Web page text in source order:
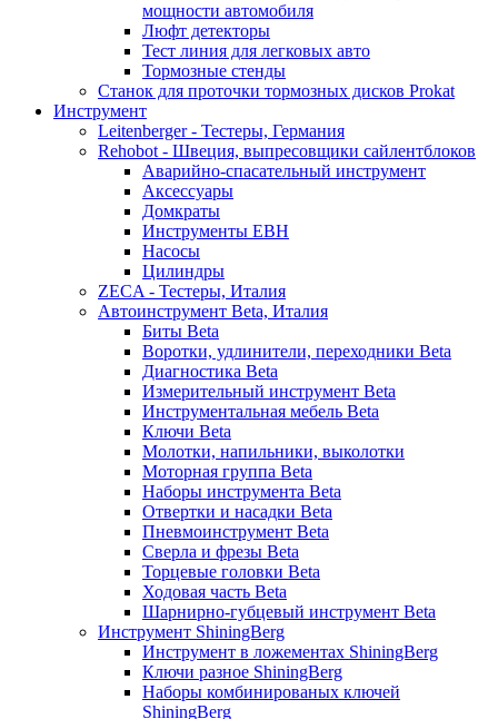
мощности автомобиля
Люфт детекторы
Тест линия для легковых авто
Тормозные стенды
Станок для проточки тормозных дисков Prokat
Инструмент
Leitenberger - Тестеры, Германия
Rehobot - Швеция, выпресовщики сайлентблоков
Аварийно-спасательный инструмент
Аксессуары
Домкраты
Инструменты EBH
Насосы
Цилиндры
ZECA - Тестеры, Италия
Автоинструмент Beta, Италия
Биты Beta
Воротки, удлинители, переходники Beta
Диагностика Beta
Измерительный инструмент Beta
Инструментальная мебель Beta
Ключи Beta
Молотки, напильники, выколотки
Моторная группа Beta
Наборы инструмента Beta
Отвертки и насадки Beta
Пневмоинструмент Beta
Сверла и фрезы Beta
Торцевые головки Beta
Ходовая часть Beta
Шарнирно-губцевый инструмент Beta
Инструмент ShiningBerg
Инструмент в ложементах ShiningBerg
Ключи разное ShiningBerg
Наборы комбинированых ключей
ShiningBerg